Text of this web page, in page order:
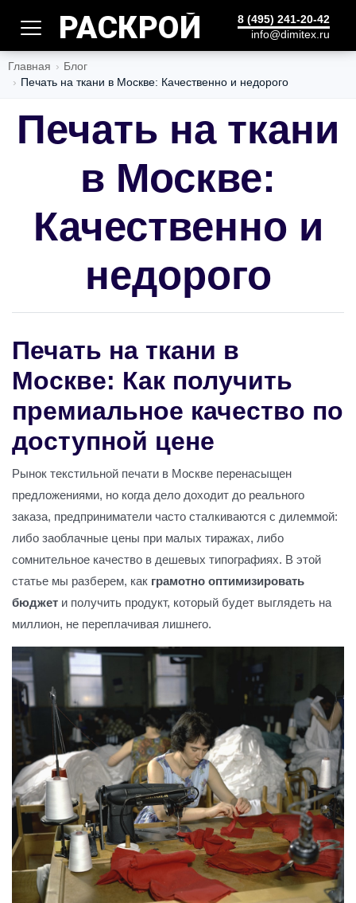
РАСКРОЙ
8 (495) 241-20-42
info@dimitex.ru
Главная
Блог
Печать на ткани в Москве: Качественно и недорого
Печать на ткани
в Москве:
Качественно и
недорого
Печать на ткани в
Москве: Как получить
премиальное качество по
доступной цене
Рынок текстильной печати в Москве перенасыщен
предложениями, но когда дело доходит до реального
заказа, предприниматели часто сталкиваются с дилеммой:
либо заоблачные цены при малых тиражах, либо
сомнительное качество в дешевых типографиях. В этой
статье мы разберем, как грамотно оптимизировать
бюджет и получить продукт, который будет выглядеть на
миллион, не переплачивая лишнего.